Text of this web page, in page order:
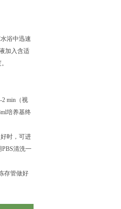
浴中迅速
加入含适
min（视
培养基终
时，可进
清洗一
存管做好